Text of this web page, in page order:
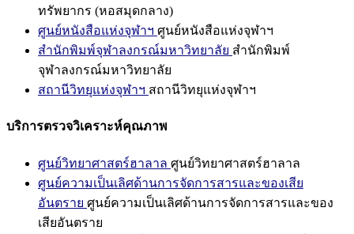
ทรัพยากร (หอสมุดกลาง)
ศูนย์หนังสือแห่งจุฬาฯ ศูนย์หนังสือแห่งจุฬาฯ
สำนักพิมพ์จุฬาลงกรณ์มหาวิทยาลัย สำนักพิมพ์
จุฬาลงกรณ์มหาวิทยาลัย
สถานีวิทยุแห่งจุฬาฯ สถานีวิทยุแห่งจุฬาฯ
บริการตรวจวิเคราะห์คุณภาพ
ศูนย์วิทยาศาสตร์ฮาลาล ศูนย์วิทยาศาสตร์ฮาลาล
ศูนย์ความเป็นเลิศด้านการจัดการสารและของเสีย
อันตราย ศูนย์ความเป็นเลิศด้านการจัดการสารและของ
เสียอันตราย